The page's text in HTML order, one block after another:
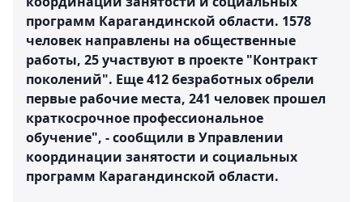
программ Карагандинской области. 1578
человек направлены на общественные
работы, 25 участвуют в проекте "Контракт
поколений". Еще 412 безработных обрели
первые рабочие места, 241 человек прошел
краткосрочное профессиональное
обучение", - сообщили в Управлении
координации занятости и социальных
программ Карагандинской области.